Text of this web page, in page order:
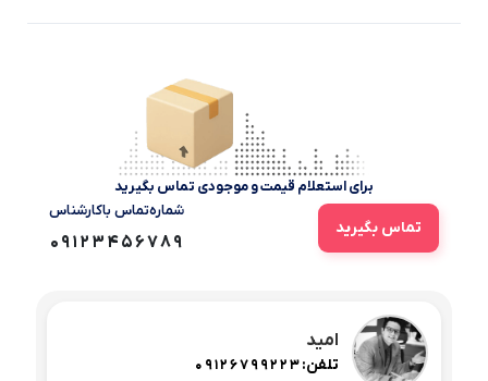
برای استعلام قیمت و موجودی تماس بگیرید
تماس بگیرید
شماره‌تماس‌ با‌کارشناس
09123456789
امید
تلفن:09126799223